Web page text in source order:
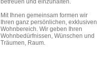
betreuen und einzuhalten.
Mit Ihnen gemeinsam formen wir
Ihren ganz persönlichen, exklusiven
Wohnbereich. Wir geben Ihren
Wohnbedürfnissen, Wünschen und
Träumen, Raum.